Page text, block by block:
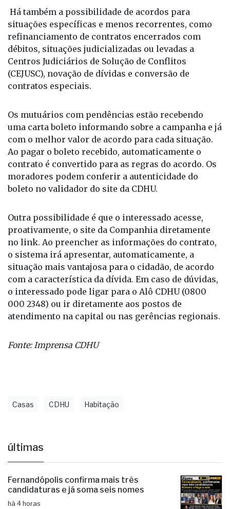
Há também a possibilidade de acordos para
situações específicas e menos recorrentes, como
refinanciamento de contratos encerrados com
débitos, situações judicializadas ou levadas a
Centros Judiciários de Solução de Conflitos
(CEJUSC), novação de dívidas e conversão de
contratos especiais.
Os mutuários com pendências estão recebendo
uma carta boleto informando sobre a campanha e já
com o melhor valor de acordo para cada situação.
Ao pagar o boleto recebido, automaticamente o
contrato é convertido para as regras do acordo. Os
moradores podem conferir a autenticidade do
boleto no validador do site da CDHU.
Outra possibilidade é que o interessado acesse,
proativamente, o site da Companhia diretamente
no link. Ao preencher as informações do contrato,
o sistema irá apresentar, automaticamente, a
situação mais vantajosa para o cidadão, de acordo
com a característica da dívida. Em caso de dúvidas,
o interessado pode ligar para o Alô CDHU (0800
000 2348) ou ir diretamente aos postos de
atendimento na capital ou nas gerências regionais.
Fonte: Imprensa CDHU
Casas CDHU Habitação
últimas
Fernandópolis confirma mais três
candidaturas e já soma seis nomes
há 4 horas